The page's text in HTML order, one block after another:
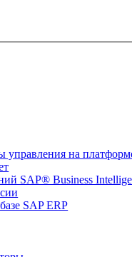
управления на
SAP® Business
SAP ERP